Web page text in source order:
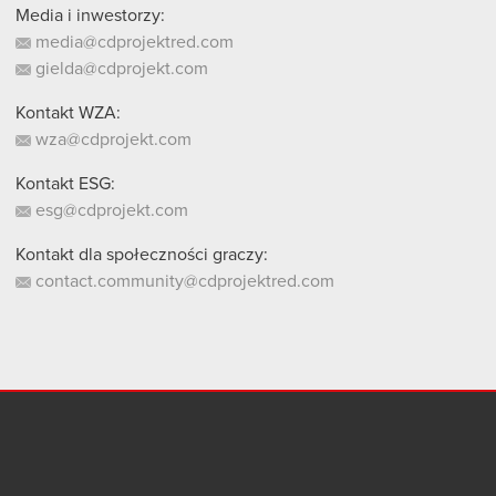
Media i inwestorzy:
media@cdprojektred.com
gielda@cdprojekt.com
Kontakt WZA:
wza@cdprojekt.com
Kontakt ESG:
esg@cdprojekt.com
Kontakt dla społeczności graczy:
contact.community@cdprojektred.com